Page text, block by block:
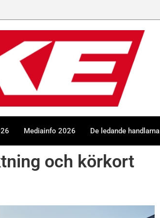
Mediainfo 2026 De ledande handlarna
och körkort